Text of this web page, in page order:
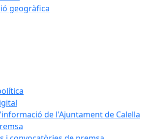
geogràfica
de l'Ajuntament de Calella